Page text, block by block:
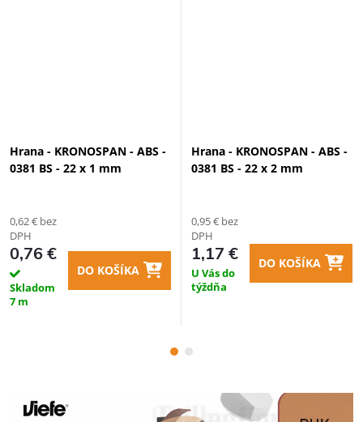
Hrana - KRONOSPAN - ABS -
0381 BS - 22 x 1 mm
0,62 € bez
DPH
0,76 €
Skladom
7 m
DO KOŠÍKA
Hrana - KRONOSPAN - ABS -
0381 BS - 22 x 2 mm
0,95 € bez
DPH
1,17 €
U Vás do
týždňa
DO KOŠÍKA